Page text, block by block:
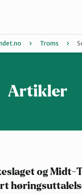
Troms
Artikler
og Midt-